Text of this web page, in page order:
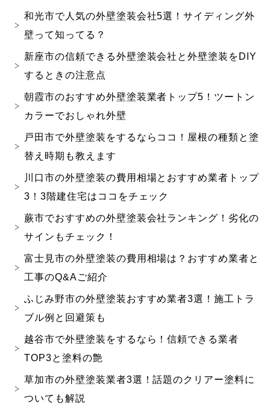
和光市で人気の外壁塗装会社5選！サイディング外
壁って知ってる？
新座市の信頼できる外壁塗装会社と外壁塗装をDIY
するときの注意点
朝霞市のおすすめ外壁塗装業者トップ5！ツートン
カラーでおしゃれ外壁
戸田市で外壁塗装をするならココ！屋根の種類と塗
替え時期も教えます
川口市の外壁塗装の費用相場とおすすめ業者トップ
3！3階建住宅はココをチェック
蕨市でおすすめの外壁塗装会社ランキング！劣化の
サインもチェック！
富士見市の外壁塗装の費用相場は？おすすめ業者と
工事のQ&Aご紹介
ふじみ野市の外壁塗装おすすめ業者3選！施工トラ
ブル例と回避策も
越谷市で外壁塗装をするなら！信頼できる業者
TOP3と塗料の艶
草加市の外壁塗装業者3選！話題のクリアー塗料に
ついても解説